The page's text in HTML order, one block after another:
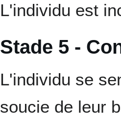
L'individu est
Stade 5 -
L'individu se
soucie de leur